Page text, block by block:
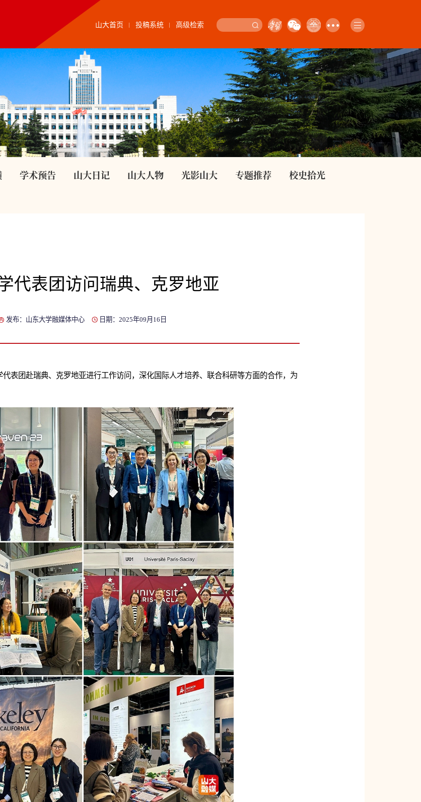
山大首页 投稿系统 高级检索
学术预告 山大日记 山大人物 光影山大 专题推荐 校史拾光
代表团访问瑞典、克罗地亚
发布：山东大学融媒体中心 日期：2025年09月16日
代表团赴瑞典、克罗地亚进行工作访问，深化国际人才培养、联合科研等方面的合作，为